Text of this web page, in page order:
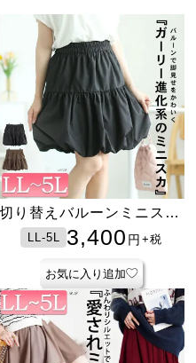
切り替えバルーンミニスカ
ート LL-5L 3,400 円 +税
お気に入り追加